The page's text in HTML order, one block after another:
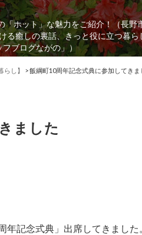
ホット」な魅力をご紹介！（長
る癒しの裏話、きっと役に立つ暮
フブログながの」）
らし】 >飯綱町10周年記念式典に参加してきま
ました
記念式典」出席してきました